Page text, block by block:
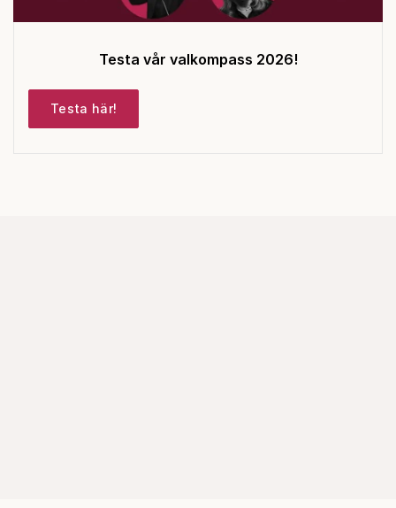
Testa vår valkompass 2026!
Testa här!